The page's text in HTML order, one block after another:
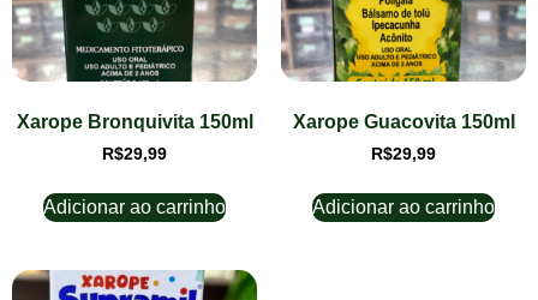
Xarope Bronquivita 150ml
R$29,99
Adicionar ao carrinho
Xarope Guacovita 150ml
R$29,99
Adicionar ao carrinho